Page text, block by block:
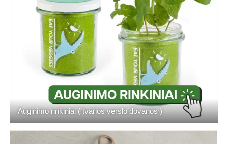
Auginimo rinkiniai ( tvarios verslo dovanos )